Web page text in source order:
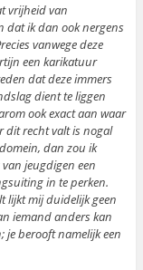
vrijheid van
dat ik dan ook nergens
vanwege deze
een karikatuur
dat deze immers
dient te liggen
ook exact aan waar
dit recht valt is nogal
dan zou ik
jeugdigen een
in te perken.
lijkt mij duidelijk geen
iemand anders kan
berooft namelijk een